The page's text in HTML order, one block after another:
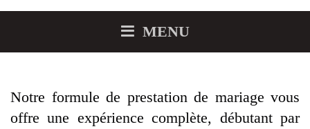
MENU
Notre formule de prestation de mariage vous
offre une expérience complète, débutant par